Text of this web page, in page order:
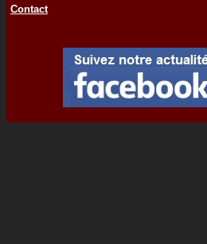
Contact